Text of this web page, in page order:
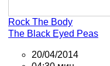
Rock The Body
The Black Eyed Peas
20/04/2014